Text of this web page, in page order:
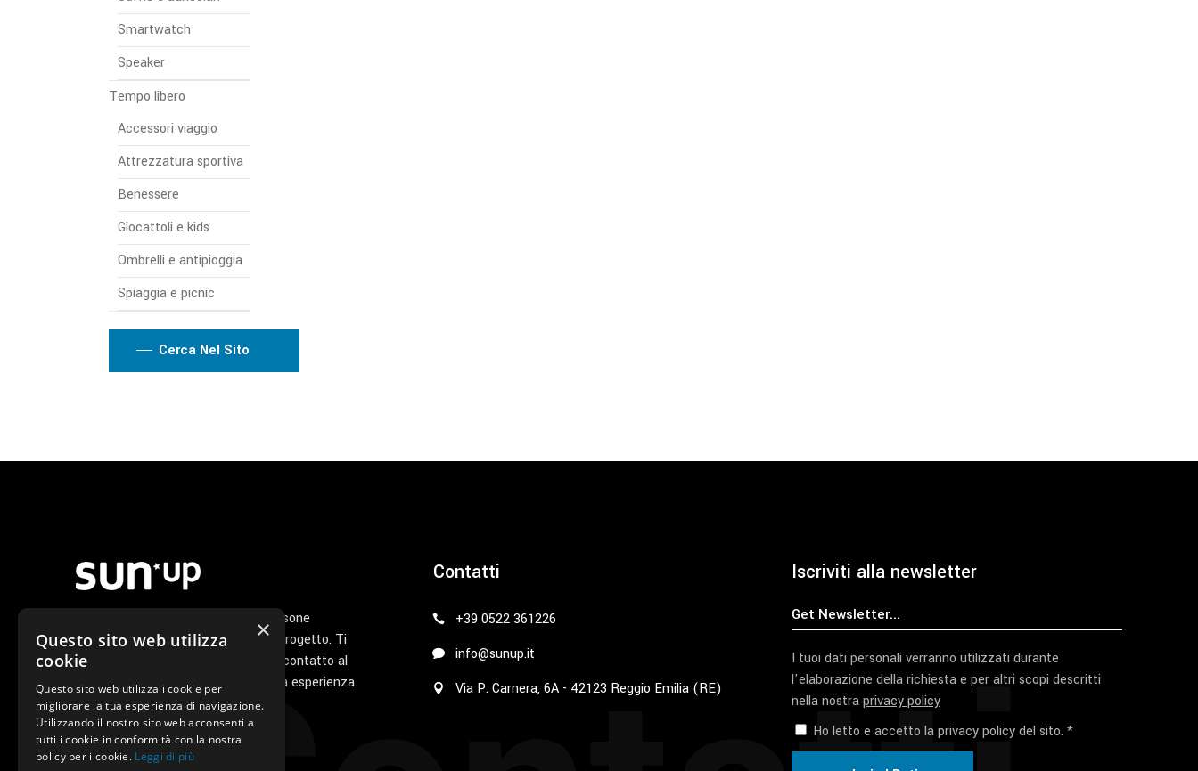
Smartwatch
Speaker
Tempo libero
Accessori viaggio
Attrezzatura sportiva
Benessere
Giocattoli e kids
Ombrelli e antipioggia
Spiaggia e picnic
Cerca Nel Sito
Noi di Sunup siamo un gruppo di persone
appassionate che ha a cuore il tuo progetto. Ti
seguiamo personalmente dal primo contatto al
servizio di post vendita perché la tua esperienza
con noi sia unica e speciale.
Contatti
+39 0522 361226
info@sunup.it
Via P. Carnera, 6A - 42123 Reggio Emilia (RE)
Iscriviti alla newsletter
I tuoi dati personali verranno utilizzati durante
l'elaborazione della richiesta e per altri scopi descritti
nella nostraprivacy policy
Ho letto e accetto la privacy policy del sito. *
×
Questo sito web utilizza
cookie
Questo sito web utilizza i cookie per
migliorare la tua esperienza di navigazione.
Utilizzando il nostro sito web acconsenti a
tutti i cookie in conformità con la nostra
policy per i cookie. Leggi di più